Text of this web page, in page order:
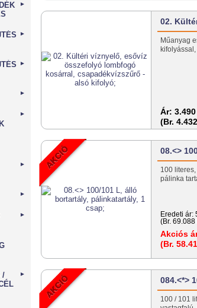
►
►
►
►
►
►
►
►
/
►
02.
Műanyag
Ár:
(Br.
08.<>
100
pálinka
Eredeti ár:
(Br. 69.088
Akciós
(Br.
084.<*>
100 / 101